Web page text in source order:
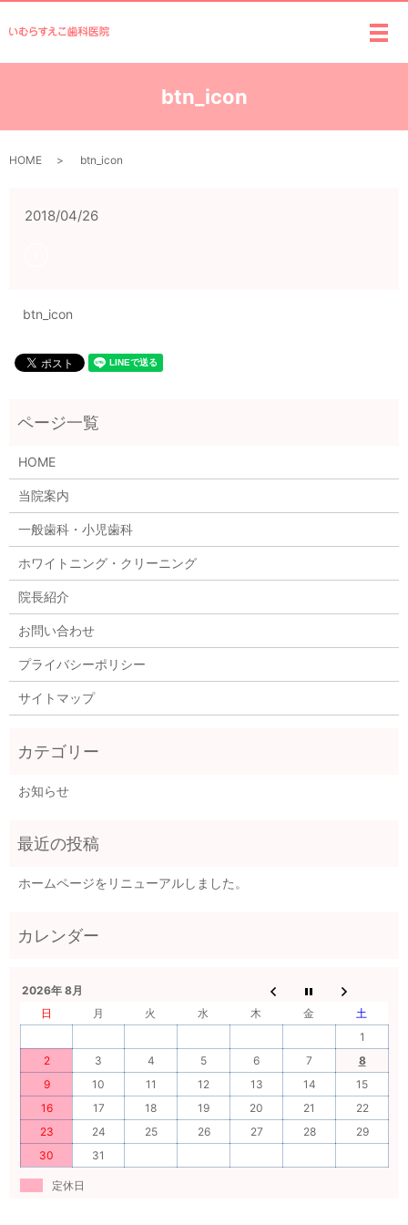
メ
btn_icon
HOME btn_icon
2018/04/26
btn_icon
HOME
当院案内
一般歯科・小児歯科
ホワイトニング・クリーニング
院長紹介
お問い合わせ
プライバシーポリシー
サイトマップ
お知らせ
ホームページをリニューアルしました。
2026年 8月
日
月 火 水 木 金
土
1
2
3 4 5 6 7
8
9
10 11 12 13 14
15
16
17 18 19 20 21
22
23
24 25 26 27 28
29
30
31
定休日